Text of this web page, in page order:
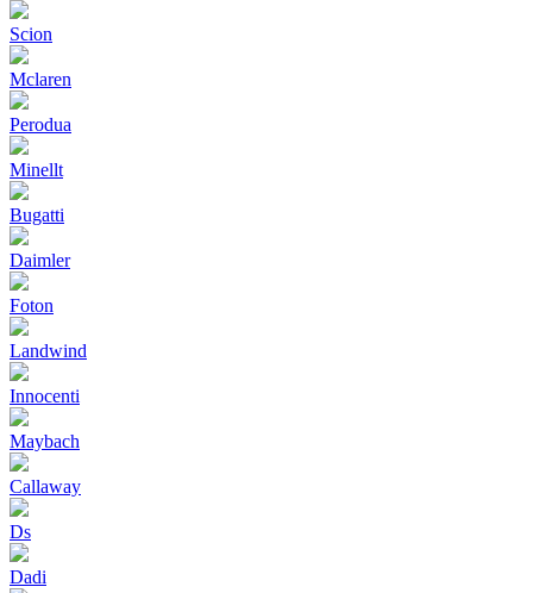
Scion
Mclaren
Perodua
Minellt
Bugatti
Daimler
Foton
Landwind
Innocenti
Maybach
Callaway
Ds
Dadi